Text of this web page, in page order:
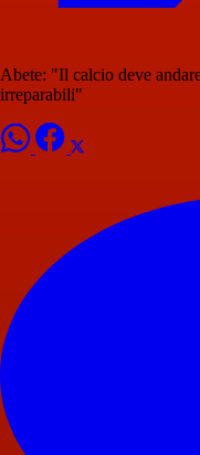
Abete: "Il calcio deve
irreparabili"